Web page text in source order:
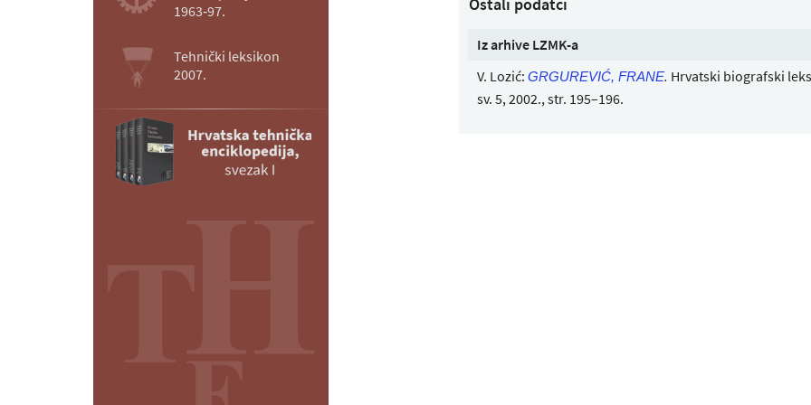
1963‑97.
Tehnički leksikon
2007.
Iz arhive LZMK-a
V. Lozić: GRGUREVIĆ, FRANE. Hrvatski biografski
sv. 5, 2002., str. 195–196.